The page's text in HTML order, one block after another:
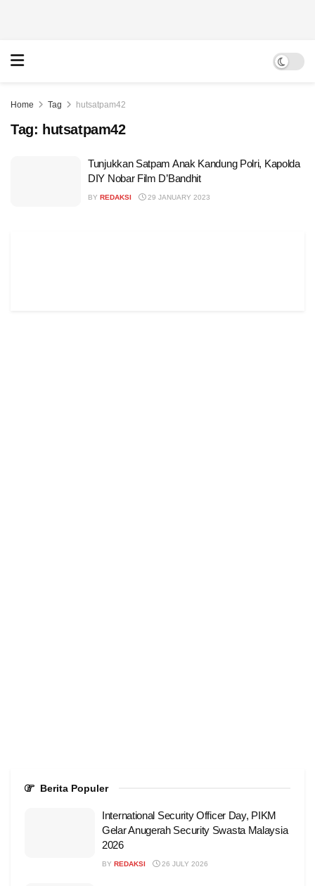
Home Tag hutsatpam42
Tag: hutsatpam42
Tunjukkan Satpam Anak Kandung Polri, Kapolda
DIY Nobar Film D’Bandhit
BY REDAKSI 29 JANUARY 2023
Berita Populer
International Security Officer Day, PIKM
Gelar Anugerah Security Swasta Malaysia
2026
BY REDAKSI 26 JULY 2026